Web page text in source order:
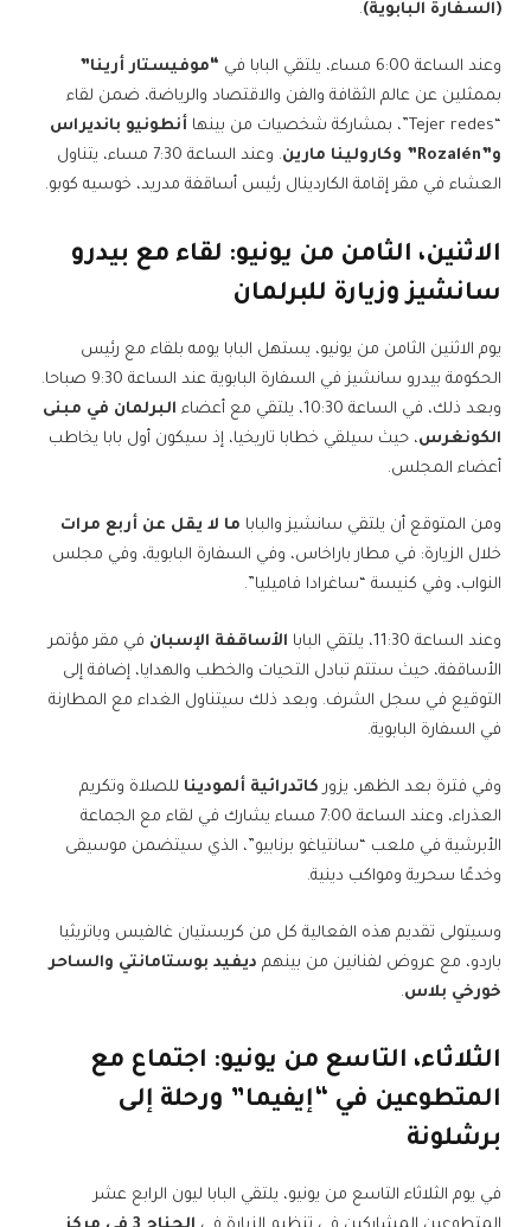
(السفارة البابوية).
وعند الساعة 6:00 مساء، يلتقي البابا في
“موفيستار أرينا”
بممثلين عن عالم الثقافة والفن والاقتصاد والرياضة، ضمن لقاء
“Tejer redes”، بمشاركة شخصيات من بينها
أنطونيو بانديراس
و”Rozalén” وكارولينا مارين
. وعند الساعة 7:30 مساء، يتناول
العشاء في مقر إقامة الكاردينال رئيس أساقفة مدريد، خوسيه كوبو.
الاثنين، الثامن من يونيو: لقاء مع بيدرو
سانشيز وزيارة للبرلمان
يوم الاثنين الثامن من يونيو، يستهل البابا يومه بلقاء مع رئيس
الحكومة بيدرو سانشيز في السفارة البابوية عند الساعة 9:30 صباحا.
وبعد ذلك، في الساعة 10:30، يلتقي مع أعضاء
البرلمان في مبنى
الكونغرس، حيث سيلقي خطابا تاريخيا، إذ سيكون أول بابا يخاطب
أعضاء المجلس.
ومن المتوقع أن يلتقي سانشيز والبابا ما لا يقل عن أربع مرات
خلال الزيارة: في مطار باراخاس، وفي السفارة البابوية، وفي مجلس
النواب، وفي كنيسة “ساغرادا فاميليا”.
وعند الساعة 11:30، يلتقي البابا الأساقفة الإسبان في مقر مؤتمر
الأساقفة، حيث ستتم تبادل التحيات والخطب والهدايا، إضافة إلى
التوقيع في سجل الشرف. وبعد ذلك سيتناول الغداء مع المطارنة
في السفارة البابوية.
وفي فترة بعد الظهر، يزور كاتدرائية ألمودينا للصلاة وتكريم
العذراء، وعند الساعة 7:00 مساء يشارك في لقاء مع الجماعة
الأبرشية في ملعب “سانتياغو برنابيو”، الذي سيتضمن موسيقى
وخدعًا سحرية ومواكب دينية.
وسيتولى تقديم هذه الفعالية كل من كريستيان غالفيس وباتريثيا
باردو، مع عروض لفنانين من بينهم ديفيد بوستامانتي والساحر
خورخي بلاس.
الثلاثاء، التاسع من يونيو: اجتماع مع
المتطوعين في “إيفيما” ورحلة إلى
برشلونة
في يوم الثلاثاء التاسع من يونيو، يلتقي البابا ليون الرابع عشر